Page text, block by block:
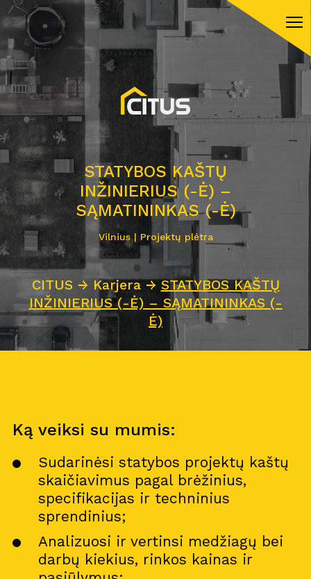
STATYBOS KAŠTŲ
INŽINIERIUS (-Ė) –
SĄMATININKAS (-Ė)
Vilnius | Projektų plėtra
CITUS → Karjera→STATYBOS KAŠTŲ
INŽINIERIUS (-Ė) – SĄMATININKAS (-
Ė)
Ką veiksi su mumis:
Sudarinėsi statybos projektų kaštų
skaičiavimus pagal brėžinius,
specifikacijas ir techninius
sprendinius;
Analizuosi ir vertinsi medžiagų bei
darbų kiekius, rinkos kainas ir